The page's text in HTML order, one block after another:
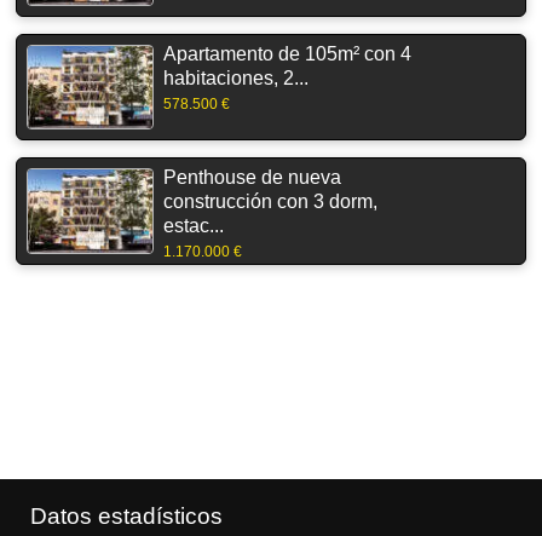
Apartamento de 105m² con 4
habitaciones, 2...
578.500 €
Penthouse de nueva
construcción con 3 dorm,
estac...
1.170.000 €
Datos estadísticos